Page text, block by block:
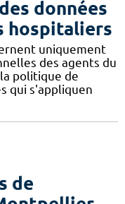
données
hospitaliers
uniquement
des agents du
politique de
qui s'appliquen
de